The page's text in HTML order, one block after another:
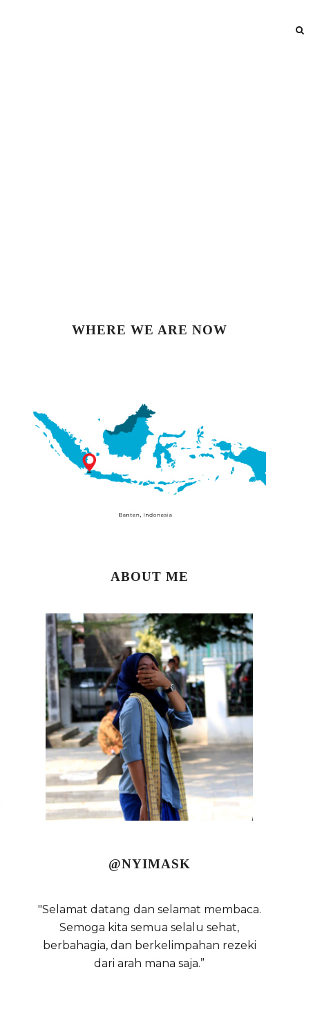
WHERE WE ARE NOW
ABOUT ME
@NYIMASK
"Selamat datang dan selamat membaca.
Semoga kita semua selalu sehat,
berbahagia, dan berkelimpahan rezeki
dari arah mana saja.”